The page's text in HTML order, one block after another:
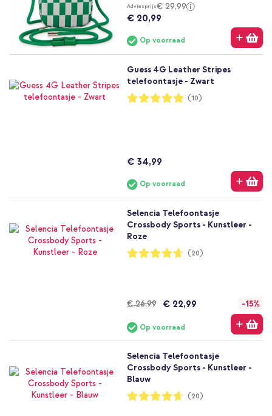
Adviesprijs€ 29,99
€ 20,99
Op voorraad
Guess 4G Leather Stripes
telefoontasje - Zwart
Waardering:
100%
(10)
€ 34,99
Op voorraad
Selencia Telefoontasje
Crossbody Sports - Kunstleer -
Roze
Waardering:
93%
(20)
€ 26,99 € 22,99 -15%
Op voorraad
Selencia Telefoontasje
Crossbody Sports - Kunstleer -
Blauw
Waardering:
93%
(20)